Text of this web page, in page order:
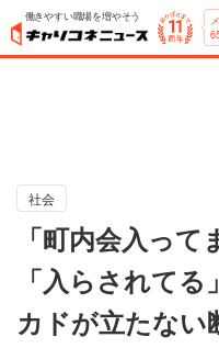
働きやすい職場を増やそう
社会
「町内会入っ
「入らされて
カドが立たない